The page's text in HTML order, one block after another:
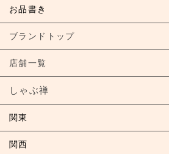
お品書き
ブランドトップ
店舗一覧
しゃぶ禅
関東
関西